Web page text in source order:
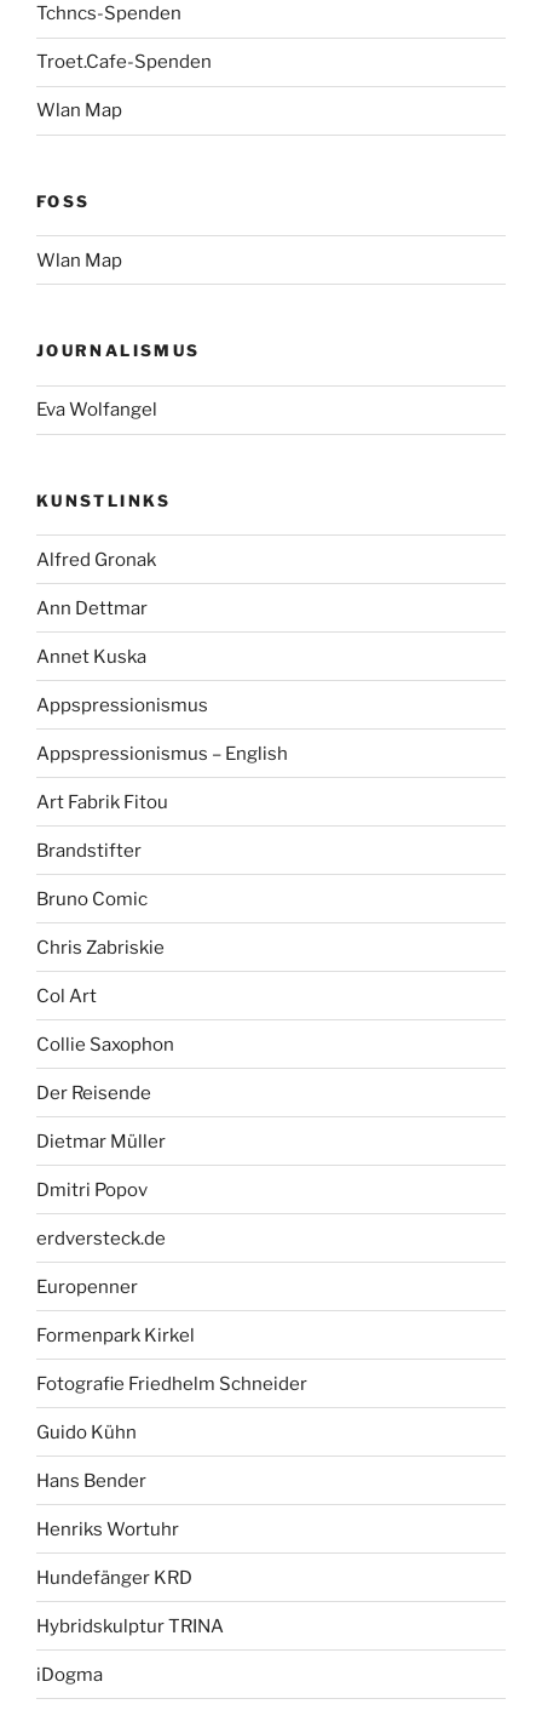
Tchncs-Spenden
Troet.Cafe-Spenden
Wlan Map
FOSS
Wlan Map
JOURNALISMUS
Eva Wolfangel
KUNSTLINKS
Alfred Gronak
Ann Dettmar
Annet Kuska
Appspressionismus
Appspressionismus – English
Art Fabrik Fitou
Brandstifter
Bruno Comic
Chris Zabriskie
Col Art
Collie Saxophon
Der Reisende
Dietmar Müller
Dmitri Popov
erdversteck.de
Europenner
Formenpark Kirkel
Fotografie Friedhelm Schneider
Guido Kühn
Hans Bender
Henriks Wortuhr
Hundefänger KRD
Hybridskulptur TRINA
iDogma